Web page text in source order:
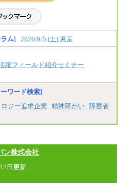
より異なります。
する場合は各種手当が支給されま
与に変更はございません
ム] 2026/9/5 (土) 東京
躍フィールド紹介セミナー
ワード検索]
ジー追求企業 精神障がい 障害者
ン株式会社
日更新